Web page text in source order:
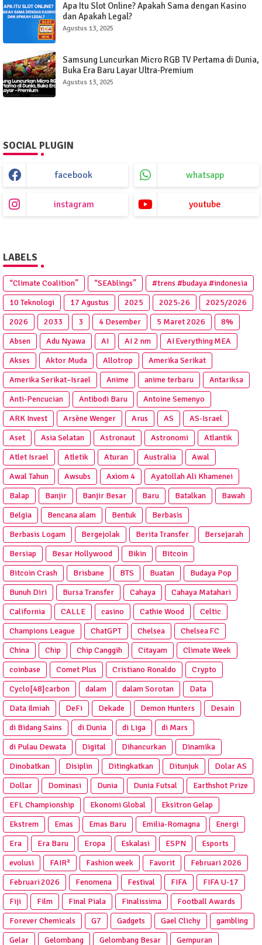
Apa Itu Slot Online? Apakah Sama dengan Kasino
dan Apakah Legal?
Agustus 13, 2025
Samsung Luncurkan Micro RGB TV Pertama di Dunia,
Buka Era Baru Layar Ultra-Premium
Agustus 13, 2025
SOCIAL PLUGIN
facebook whatsapp
instagram youtube
LABELS
“Climate Coalition” “SEAblings”
#trens #budaya #indonesia
10 Teknologi
17 Agustus 2025 2025‑26
2025/2026
2026
2033 3 4 Desember 5 Maret 2026
8%
Absen
Adu Nyawa AI AI 2 nm
AI Everything MEA
Akses
Aktor Muda Allotrop
Amerika Serikat
Amerika Serikat–Israel
Anime anime terbaru
Antariksa
Anti‑Pencucian
Antibodi Baru
Antoine Semenyo
ARK Invest
Arsène Wenger Arus AS
AS-Israel
Aset
Asia Selatan Astronaut Astronomi
Atlantik
Atlet Israel
Atletik Aturan Australia
Awal
Awal Tahun
Awsubs Axiom 4
Ayatollah Ali Khamenei
Balap
Banjir Banjir Besar Baru Batalkan
Bawah
Belgia
Bencana alam Bentuk
Berbasis
Berbasis Logam
Bergejolak Berita Transfer
Bersejarah
Bersiap
Besar Hollywood Bikin
Bitcoin
Bitcoin Crash
Brisbane BTS Buatan
Budaya Pop
Bunuh Diri
Bursa Transfer Cahaya
Cahaya Matahari
California
CALLE casino Cathie Wood
Celtic
Champions League
ChatGPT Chelsea
Chelsea FC
China
Chip Chip Canggih Citayam
Climate Week
coinbase
Comet Plus Cristiano Ronaldo
Crypto
Cyclo[48]carbon
dalam dalam Sorotan
Data
Data Ilmiah
DeFi Dekade Demon Hunters
Desain
di Bidang Sains
di Dunia di Liga
di Mars
di Pulau Dewata
Digital Dihancurkan
Dinamika
Dinobatkan
Disiplin Ditingkatkan Ditunjuk
Dolar AS
Dollar
Dominasi Dunia Dunia Futsal
Earthshot Prize
EFL Championship
Ekonomi Global
Eksitron Gelap
Ekstrem
Emas Emas Baru Emilia-Romagna
Energi
Era
Era Baru Eropa Eskalasi ESPN
Esports
evolusi
FAIR² Fashion week Favorit
Februari 2026
Februari 2026
Fenomena Festival FIFA
FIFA U-17
Fiji
Film Final Piala Finalissima
Football Awards
Forever Chemicals
G7 Gadgets Gael Clichy
gambling
Gelar
Gelombang Gelombang Besar
Gempuran